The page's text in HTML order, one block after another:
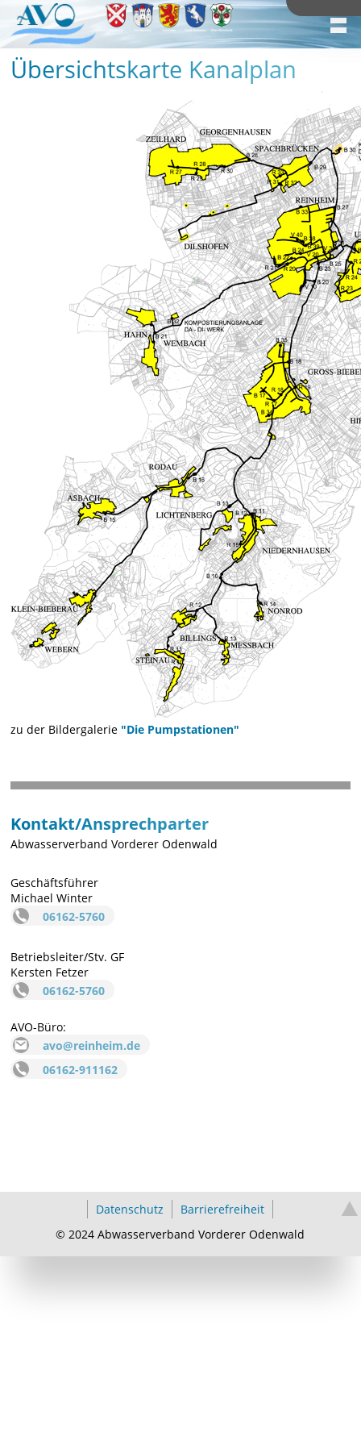
Übersichtskarte Kanalplan
zu der Bildergalerie "Die Pumpstationen"
Kontakt/Ansprechparter
Abwasserverband Vorderer Odenwald
Geschäftsführer
Michael Winter
06162-5760
Betriebsleiter/Stv. GF
Kersten Fetzer
06162-5760
AVO-Büro:
avo@reinheim.de
06162-911162
Datenschutz
Barrierefreiheit
© 2024 Abwasserverband Vorderer Odenwald